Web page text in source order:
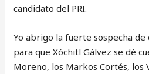
candidato del PRI.
Yo abrigo la fuerte sospecha
para que Xóchitl Gálvez se dé
Moreno, los Markos Cortés, los